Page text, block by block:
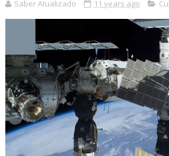
Saber Atualizado 11 years ago